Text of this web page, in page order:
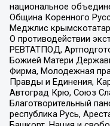
национальное
Община Коренного
Меджлис
О противодействии
РЕВТАТПОД,
Божией Матери
Фирма, Молодежная
Правды и Единения,
Автоград Крю, Союз
Благотворительный
республика Русь,